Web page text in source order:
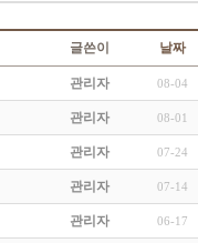
글쓴이 날짜
관리자 08-04
관리자 08-01
관리자 07-24
관리자 07-14
관리자 06-17